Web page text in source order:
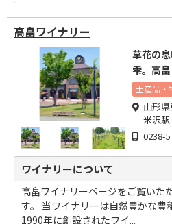
高畠ワイナリー
草花の
雫。高
に包ま
土産品・
山形
米沢駅
0238-
ワイナリーについて
高畠ワイナリーページをご覧いた
す。 当ワイナリーは自然豊かな豊
1990年に創設されたワイ...